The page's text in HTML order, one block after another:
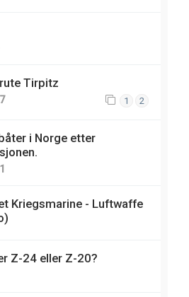
Tirpitz
1 2
i Norge etter
Kriegsmarine - Luftwaffe
Z-24 eller Z-20?